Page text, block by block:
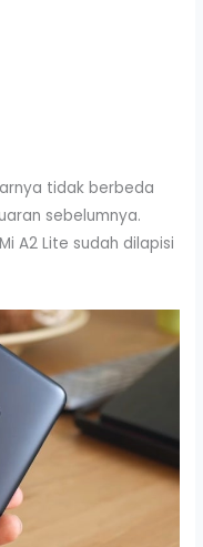
tidak berbeda
sebelumnya.
A2 Lite sudah dilapisi